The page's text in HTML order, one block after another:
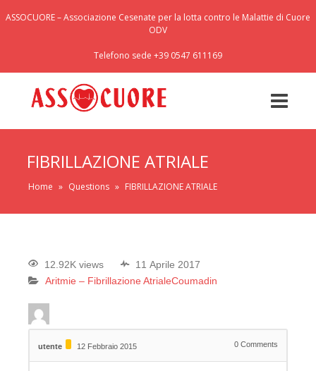
ASSOCUORE – Associazione Cesenate per la lotta contro le Malattie di Cuore
ODV
Telefono sede +39 0547 611169
FIBRILLAZIONE ATRIALE
Home » Questions » FIBRILLAZIONE ATRIALE
12.92K views
11 Aprile 2017
Aritmie – Fibrillazione AtrialeCoumadin
utente 12 Febbraio 2015 0 Comments